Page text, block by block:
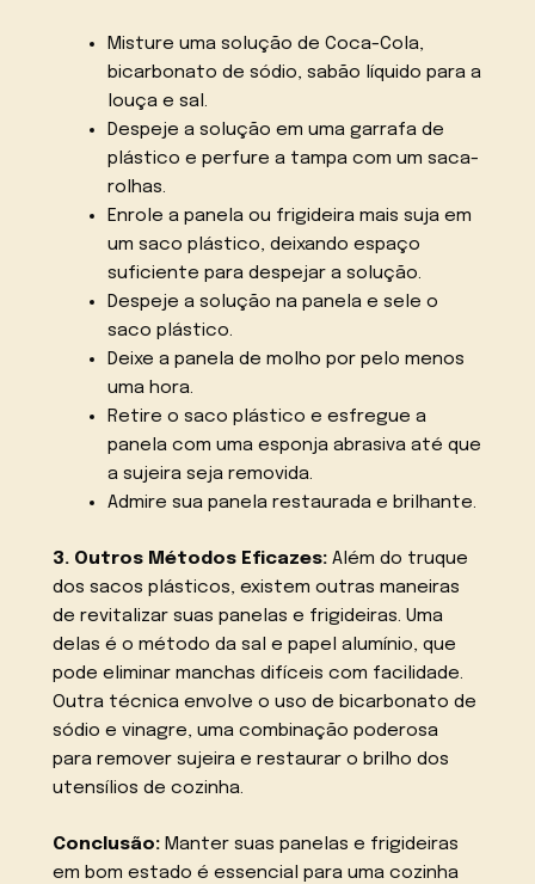
Misture uma solução de Coca-Cola,
bicarbonato de sódio, sabão líquido para a
louça e sal.
Despeje a solução em uma garrafa de
plástico e perfure a tampa com um saca-
rolhas.
Enrole a panela ou frigideira mais suja em
um saco plástico, deixando espaço
suficiente para despejar a solução.
Despeje a solução na panela e sele o
saco plástico.
Deixe a panela de molho por pelo menos
uma hora.
Retire o saco plástico e esfregue a
panela com uma esponja abrasiva até que
a sujeira seja removida.
Admire sua panela restaurada e brilhante.
3. Outros Métodos Eficazes: Além do truque
dos sacos plásticos, existem outras maneiras
de revitalizar suas panelas e frigideiras. Uma
delas é o método da sal e papel alumínio, que
pode eliminar manchas difíceis com facilidade.
Outra técnica envolve o uso de bicarbonato de
sódio e vinagre, uma combinação poderosa
para remover sujeira e restaurar o brilho dos
utensílios de cozinha.
Conclusão: Manter suas panelas e frigideiras
em bom estado é essencial para uma cozinha